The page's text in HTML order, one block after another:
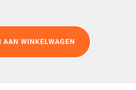
AAN WINKELWAGEN